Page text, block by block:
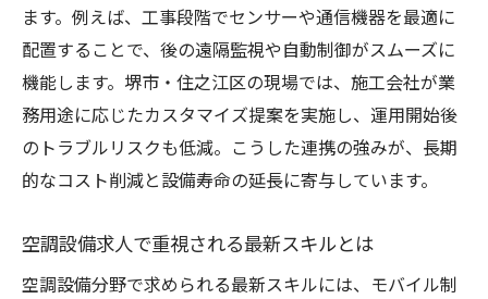
ます。例えば、工事段階でセンサーや通信機器を最適に
配置することで、後の遠隔監視や自動制御がスムーズに
機能します。堺市・住之江区の現場では、施工会社が業
務用途に応じたカスタマイズ提案を実施し、運用開始後
のトラブルリスクも低減。こうした連携の強みが、長期
的なコスト削減と設備寿命の延長に寄与しています。
空調設備求人で重視される最新スキルとは
空調設備分野で求められる最新スキルには、モバイル制